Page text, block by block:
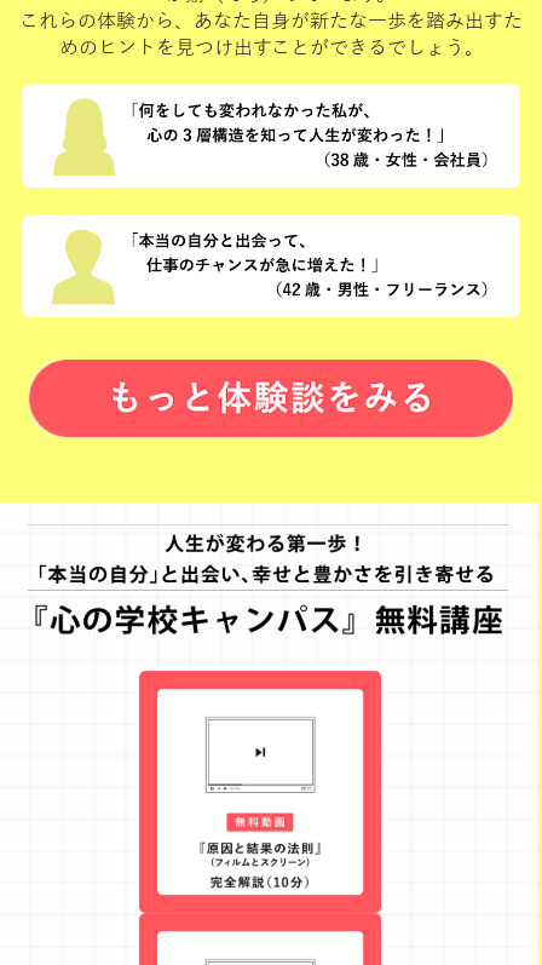
これらの体験から、あなた自身が新たな一歩を踏み出すた
めのヒントを見つけ出すことができるでしょう。